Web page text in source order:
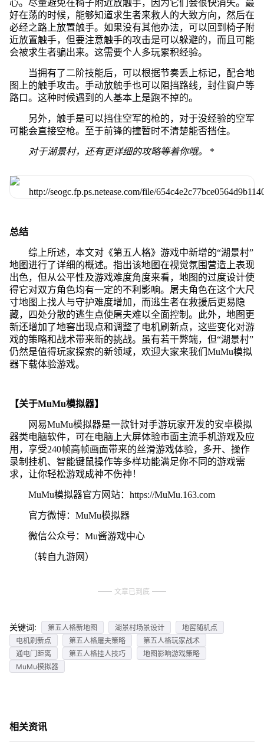
心。尽量避免在椅子附近放触手，因为它们会很快消失。最
好在荡的时候，能够知道求生者来救人的大致方向，然后在
必经之路上放置触手。如果没有其他办法，可以回到椅子附
近放置触手，但要注意触手的攻击是可以躲避的，而且可能
会被求生者骗出来。这需要个人多玩累积经验。
当拥有了二阶技能后，可以根据节奏丢上标记，配合地
图上的触手攻击。手动放触手也可以阻挡路线，封住窗户等
路口。这种时候遇到的人基本上是跑不掉的。
另外，触手是可以挡住空军的枪的，对于没经验的空军
可能会直接空枪。至于前锋的撞暂时不清楚能否挡住。
对于湖景村，还有更详细的攻略等着你哦。 *
总结
综上所述，本文对《第五人格》游戏中新增的“湖景村”
地图进行了详细的概述。指出该地图在视觉氛围营造上表现
出色，但从公平性及游戏难度角度来看，地图的过度设计使
得它对双方角色均有一定的不利影响。屠夫角色在这个大尺
寸地图上找人与守护难度增加，而逃生者在救援后更易隐
藏，四处分散的逃生点使屠夫难以全面控制。此外，地图更
新还增加了地窖出现点和调整了电机刷新点，这些变化对游
戏的策略和战术带来新的挑战。虽有若干弊端，但“湖景村”
仍然是值得玩家探索的新领域，欢迎大家来我们MuMu模拟
器下载体验游戏。
【关于MuMu模拟器】
网易MuMu模拟器是一款针对手游玩家开发的安卓模拟
器类电脑软件，可在电脑上大屏体验市面主流手机游戏及应
用，享受240帧高帧画面带来的丝滑游戏体验，多开、操作
录制挂机、智能键鼠操作等多样功能满足你不同的游戏需
求，让你轻松游戏成神不伤神！
MuMu模拟器官方网站：https://MuMu.163.com
官方微博：MuMu模拟器
微信公众号：Mu酱游戏中心
（转自九游网）
文章已到底
关键词: 第五人格新地图 湖景村场景设计
地窖随机点
电机刷新点
第五人格屠夫策略
第五人格玩家战术
通电门距离
第五人格挂人技巧
地图影响游戏策略
MuMu模拟器
相关资讯